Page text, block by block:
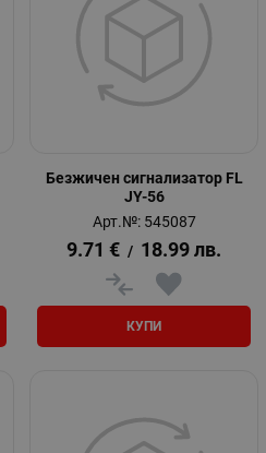
Безжичен сигнализатор FL
JY-56
Арт.№: 545087
9.71 € / 18.99 лв.
КУПИ